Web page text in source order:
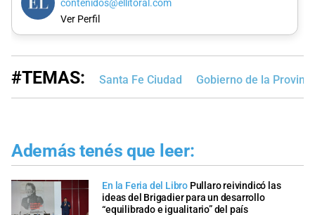
contenidos@ellitoral.com
Ver Perfil
#TEMAS: Santa Fe Ciudad Gobierno de la
Además tenés que leer:
En la Feria del Libro Pullaro reivindicó las
ideas del Brigadier para un desarrollo
“equilibrado e igualitario” del país